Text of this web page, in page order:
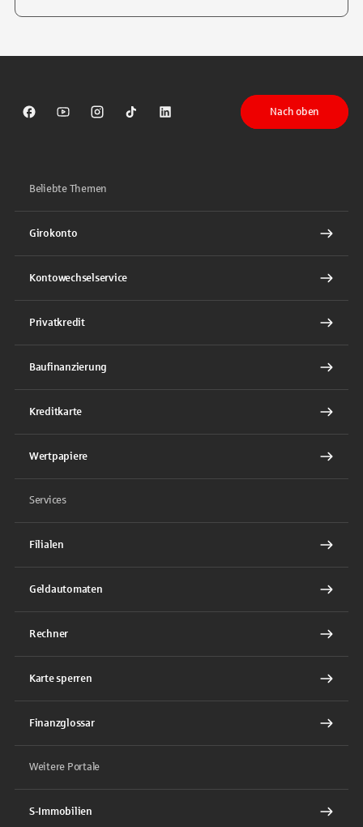
Sparkasse auf Facebook
Sparkasse auf Youtube
Sparkasse auf Instagram
Sparkasse auf TikTok
Sparkasse auf LinkedIn
Nach oben
Beliebte Themen
Girokonto
Kontowechselservice
Privatkredit
Baufinanzierung
Kreditkarte
Wertpapiere
Services
Filialen
Geldautomaten
Rechner
Karte sperren
Finanzglossar
Weitere Portale
S-Immobilien